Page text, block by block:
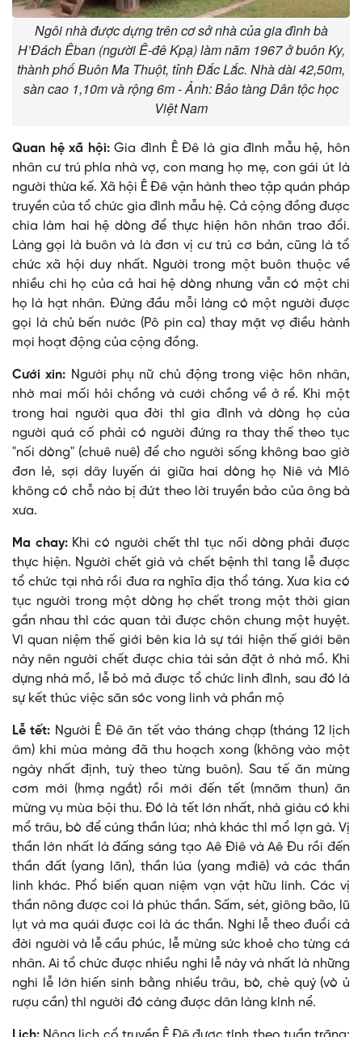
Ngôi nhà được dựng trên cơ sở nhà của gia đình bà
H’Đách Êban (người Ê-đê Kpạ) làm năm 1967 ở buôn Ky,
thành phố Buôn Ma Thuột, tỉnh Đắc Lắc. Nhà dài 42,50m,
sàn cao 1,10m và rộng 6m - Ảnh: Bảo tàng Dân tộc học
Việt Nam
Quan hệ xã hội:Gia đình Ê Ðê là gia đình mẫu hệ, hôn
nhân cư trú phía nhà vợ, con mang họ mẹ, con gái út là
người thừa kế. Xã hội Ê Ðê vận hành theo tập quán pháp
truyền của tổ chức gia đình mẫu hệ. Cả cộng đồng được
chia làm hai hệ dòng để thực hiện hôn nhân trao đổi.
Làng gọi là buôn và là đơn vị cư trú cơ bản, cũng là tổ
chức xã hội duy nhất. Người trong một buôn thuộc về
nhiều chi họ của cả hai hệ dòng nhưng vẫn có một chi
họ là hạt nhân. Ðứng đầu mỗi làng có một người được
gọi là chủ bến nước (Pô pin ca) thay mặt vợ điều hành
mọi hoạt động của cộng đồng.
Cưới xin: Người phụ nữ chủ động trong việc hôn nhân,
nhờ mai mối hỏi chồng và cưới chồng về ở rể. Khi một
trong hai người qua đời thì gia đình và dòng họ của
người quá cố phải có người đứng ra thay thế theo tục
"nối dòng" (chuê nuê) để cho người sống không bao giờ
đơn lẻ, sợi dây luyến ái giữa hai dòng họ Niê và Mlô
không có chỗ nào bị đứt theo lời truyền bảo của ông bà
xưa.
Ma chay:Khi có người chết thì tục nối dòng phải được
thực hiện. Người chết già và chết bệnh thì tang lễ được
tổ chức tại nhà rồi đưa ra nghĩa địa thổ táng. Xưa kia có
tục người trong một dòng họ chết trong một thời gian
gần nhau thì các quan tài được chôn chung một huyệt.
Vì quan niệm thế giới bên kia là sự tái hiện thế giới bên
này nên người chết được chia tài sản đặt ở nhà mồ. Khi
dựng nhà mồ, lễ bỏ mả được tổ chức linh đình, sau đó là
sự kết thúc việc săn sóc vong linh và phần mộ
Lễ tết: Người Ê Ðê ăn tết vào tháng chạp (tháng 12 lịch
âm) khi mùa màng đã thu hoạch xong (không vào một
ngày nhất định, tuỳ theo từng buôn). Sau tế ăn mừng
cơm mới (hmạ ngắt) rồi mới đến tết (mnăm thun) ăn
mừng vụ mùa bội thu. Ðó là tết lớn nhất, nhà giàu có khi
mổ trâu, bò để cúng thần lúa; nhà khác thì mổ lợn gà. Vị
thần lớn nhất là đấng sáng tạo Aê Ðiê và Aê Ðu rồi đến
thần đất (yang lăn), thần lúa (yang mđiê) và các thần
linh khác. Phổ biến quan niệm vạn vật hữu linh. Các vị
thần nông được coi là phúc thần. Sấm, sét, giông bão, lũ
lụt và ma quái được coi là ác thần. Nghi lễ theo đuổi cả
đời người và lễ cầu phúc, lễ mừng sức khoẻ cho từng cá
nhân. Ai tổ chức được nhiều nghi lễ này và nhất là những
nghi lễ lớn hiến sinh bằng nhiều trâu, bò, chè quý (vò ủ
rượu cần) thì người đó càng được dân làng kính nể.